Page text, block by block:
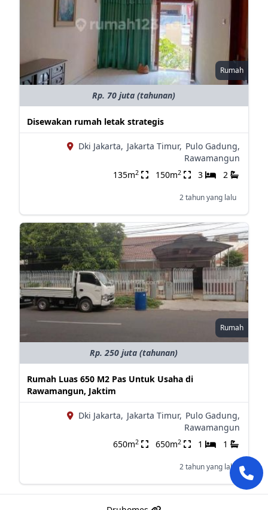
Rumah
Rp. 70 juta (tahunan)
Disewakan rumah letak strategis
Dki Jakarta, Jakarta Timur, Pulo Gadung,
Rawamangun
135m2 150m2 3 2
2 tahun yang lalu
Rumah
Rp. 250 juta (tahunan)
Rumah Luas 650 M2 Pas Untuk Usaha di
Rawamangun, Jaktim
Dki Jakarta, Jakarta Timur, Pulo Gadung,
Rawamangun
650m2 650m2 1 1
2 tahun yang lalu